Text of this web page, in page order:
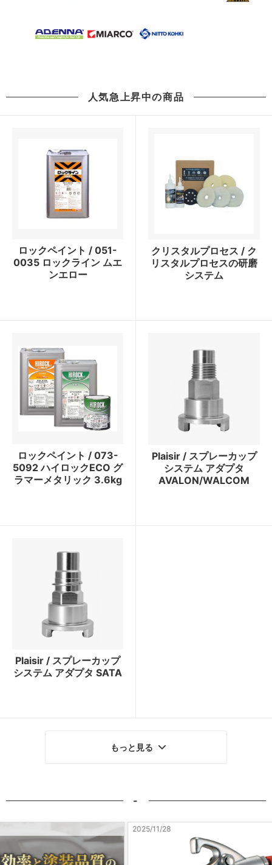
人気急上昇中の商品
ロックペイント / 051-
0035 ロックライン ムエ
ンエロー
クリスタルプロセス / ク
リスタルプロセスの研磨
システム
ロックペイント / 073-
5092 ハイロックECO グ
ラマーメタリック 3.6kg
Plaisir / スプレーカップ
システム アダプタ
AVALON/WALCOM
Plaisir / スプレーカップ
システム アダプタ SATA
もっと見る
-